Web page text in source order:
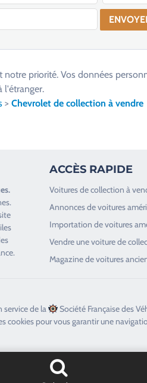
notre priorité. Vos données
l'étranger.
> Chevrolet de collection à vendre
.
.
ACCÈS RAPIDE
Voitures de collection à
Annonces de voitures
Importation de voitures
Vendre une voiture de
Magazine de voitures
service de la Société Française des
cookies pour vous garantir une